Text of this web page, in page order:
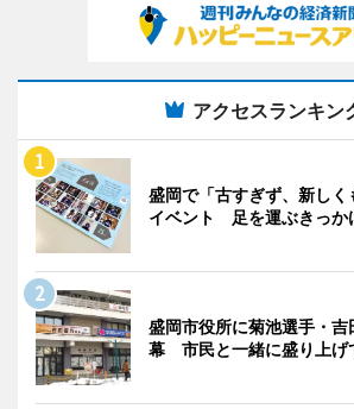
アクセスランキン
盛岡で「古すぎず、新しく
イベント 足を運ぶきっか
盛岡市役所に菊池選手・
幕 市民と一緒に盛り上げ